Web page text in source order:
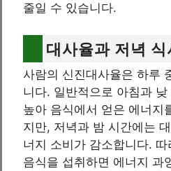
줄일 수 있습니다.
대사율과 저녁
사람의 신진대사율은 하루
니다. 일반적으로 아침과
높아 음식에서 얻은 에너지
지만, 저녁과 밤 시간에는
너지 소비가 감소합니다.
음식을 섭취하면 에너지 과